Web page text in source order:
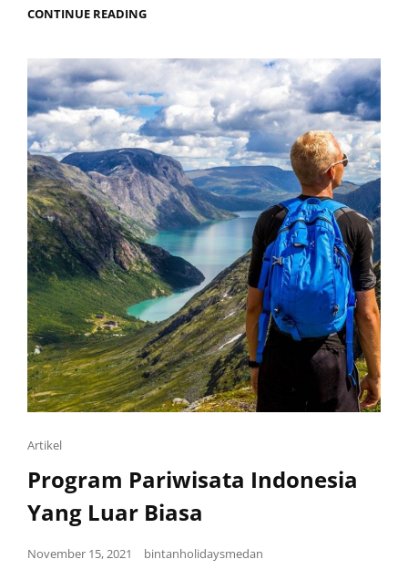
CONTINUE READING
Artikel
Program Pariwisata Indonesia
Yang Luar Biasa
November 15, 2021 bintanholidaysmedan